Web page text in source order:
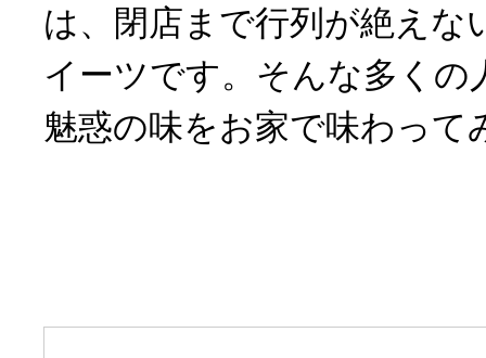
は、閉店まで行列が絶えな
イーツです。そんな多くの
魅惑の味をお家で味わって